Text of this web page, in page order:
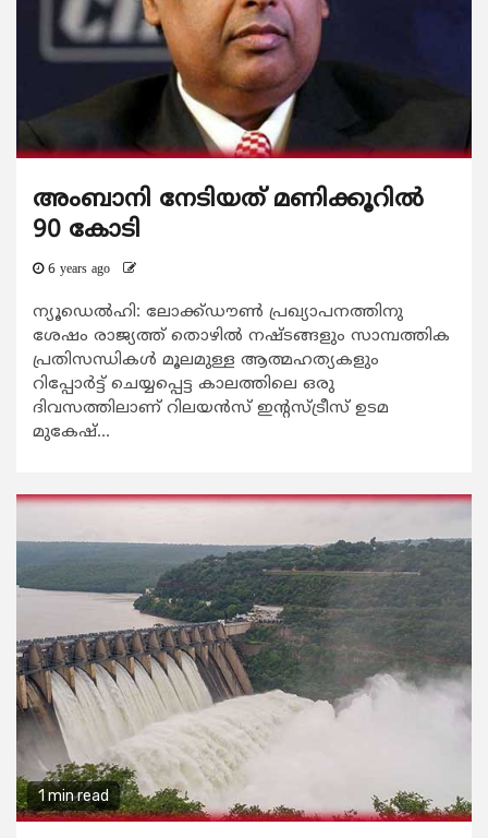
അംബാനി നേടിയത് മണിക്കൂറില്‍
90 കോടി
6 years ago
ന്യൂഡെല്‍ഹി: ലോക്ക്ഡൗണ്‍ പ്രഖ്യാപനത്തിനു
ശേഷം രാജ്യത്ത് തൊഴില്‍ നഷ്ടങ്ങളും സാമ്പത്തിക
പ്രതിസന്ധികള്‍ മൂലമുള്ള ആത്മഹത്യകളും
റിപ്പോര്‍ട്ട് ചെയ്യപ്പെട്ട കാലത്തിലെ ഒരു
ദിവസത്തിലാണ് റിലയന്‍സ് ഇന്റസ്ട്രീസ് ഉടമ
മുകേഷ്...
1 min read